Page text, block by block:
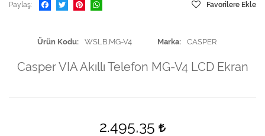
Paylaş Favorilere Ekle
Ürün Kodu WSLB.MG-V4 Marka CASPER
Casper VIA Akıllı Telefon MG-V4 LCD Ekran
2.495,35